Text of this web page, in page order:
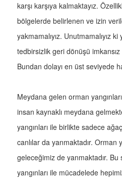
karşı karşıya kalmaktayız.
bölgelerde belirlenen ve izin
yakmamalıyız. Unutmamalıyız
tedbirsizlik geri dönüşü
Bundan dolayı en üst seviyede
Meydana gelen orman
insan kaynaklı meydana
yangınları ile birlikte sadece
canlılar da yanmaktadır. Orman
geleceğimiz de yanmaktadır. Bu
yangınları ile mücadelede